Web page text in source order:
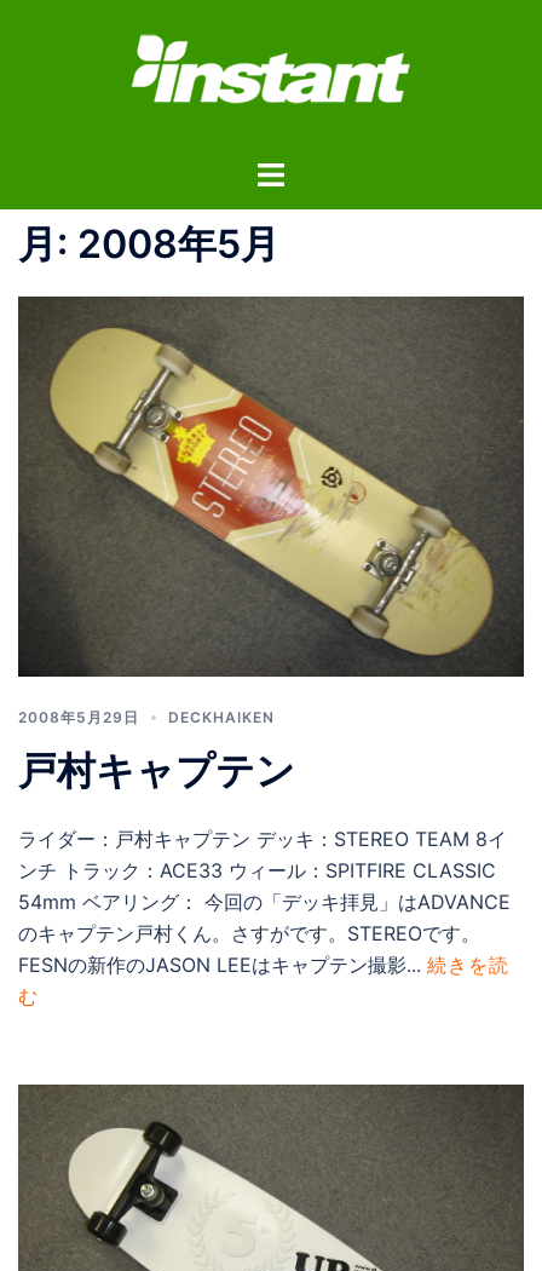
ス
ト
ル
メ
ニ
月: 2008年5月
2008年5月29日 DECKHAIKEN
戸村キャプテン
ライダー：戸村キャプテン デッキ：STEREO TEAM 8イ
ンチ トラック：ACE33 ウィール：SPITFIRE CLASSIC
54mm ベアリング： 今回の「デッキ拝見」はADVANCE
のキャプテン戸村くん。さすがです。STEREOです。
FESNの新作のJASON LEEはキャプテン撮影... 続きを読
む